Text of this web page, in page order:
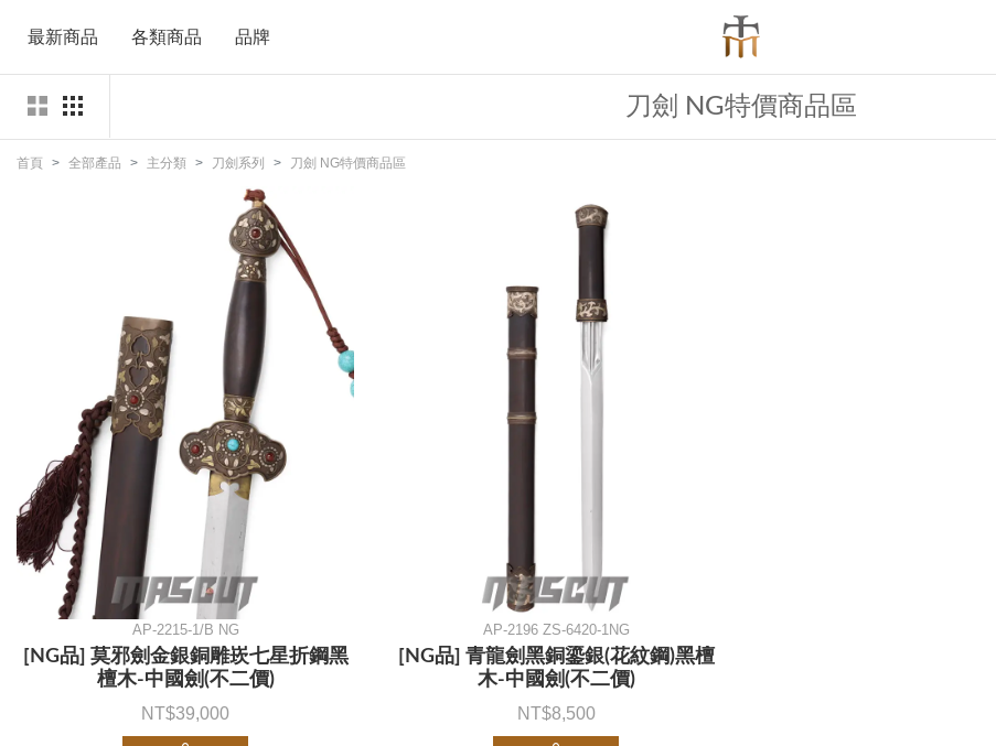
最新商品 各類商品 品牌
刀劍 NG特價商品區
首頁 全部產品 主分類 刀劍系列 刀劍 NG特價商品區
AP-2215-1/B NG
[NG品] 莫邪劍金銀銅雕崁七星折鋼黑
檀木-中國劍(不二價)
39,000
AP-2196 ZS-6420-1NG
[NG品] 青龍劍黑銅鎏銀(花紋鋼)黑檀
木-中國劍(不二價)
8,500